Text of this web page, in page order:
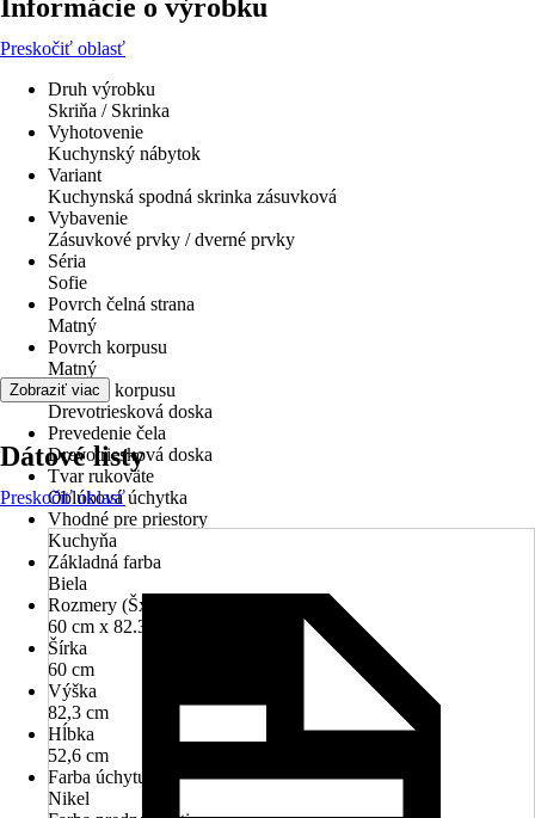
Informácie o výrobku
Preskočiť oblasť
Druh výrobku
Skriňa / Skrinka
Vyhotovenie
Kuchynský nábytok
Variant
Kuchynská spodná skrinka zásuvková
Vybavenie
Zásuvkové prvky / dverné prvky
Séria
Sofie
Povrch čelná strana
Matný
Povrch korpusu
Matný
Materiál korpusu
Drevotriesková doska
Prevedenie čela
Drevotriesková doska
Tvar rukoväte
Oblúková úchytka
Vhodné pre priestory
Kuchyňa
Základná farba
Biela
Rozmery (ŠxVxH)
60 cm x 82.3 cm x 52.6 cm
Šírka
60 cm
Výška
82,3 cm
Hĺbka
52,6 cm
Farba úchytu
Nikel
Zobraziť viac
Dátové listy
Preskočiť oblasť